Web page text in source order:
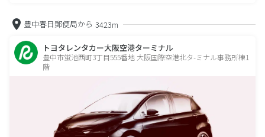
豊中春日郵便局から 3423m
トヨタレンタカー大阪空港ターミナル
豊中市蛍池西町3丁目555番地 大阪国際空港北タ-ミナル事務所棟1
階